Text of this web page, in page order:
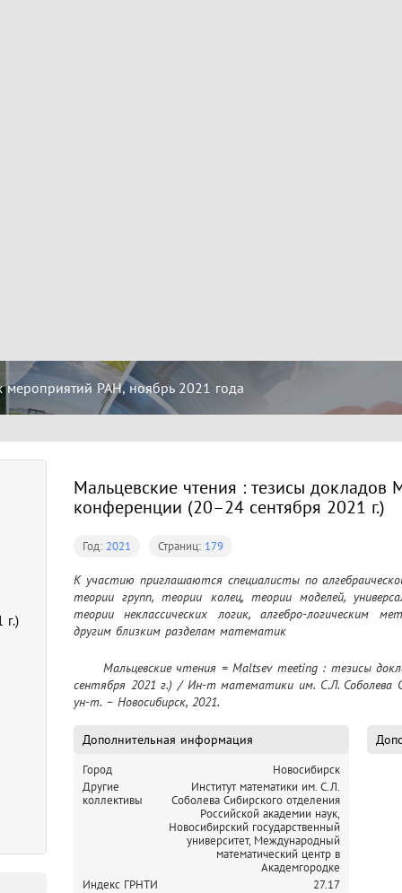
РАН, ноябрь 2021 года
г.)
Мальцевские чтения : тезисы докладов
конференции (20–24 сентября 2021 г.)
Год: 2021 Страниц: 179
К участию приглашаются специалисты по
теории групп, теории колец, теории моделей,
теории неклассических логик, алгебро-логическим
другим близким разделам математик
сентября 2021 г.) / Ин-т математики им. С.Л. Соболева
ун-т. – Новосибирск, 2021.
Дополнительная информация
Город
Новосибирск
Другие
коллективы
Институт математики им. С.Л.
Соболева Сибирского отделения
Российской академии наук,
Новосибирский государственный
университет, Международный
математический центр в
Академгородке
Индекс ГРНТИ
27.17